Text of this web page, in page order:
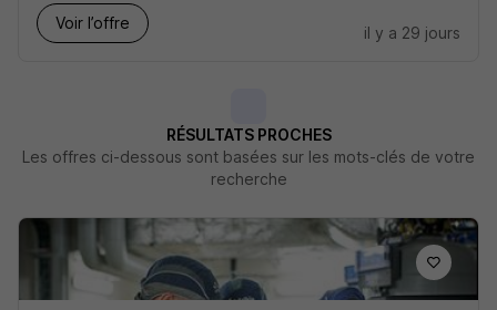
Voir l’offre
il y a 29 jours
RÉSULTATS PROCHES
Les offres ci-dessous sont basées sur les mots-clés de votre
recherche